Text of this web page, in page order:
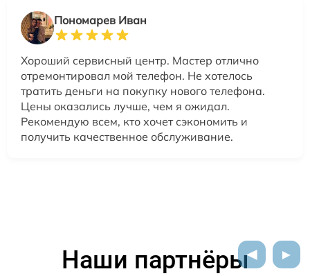
Пономарев Иван
Хороший сервисный центр. Мастер отлично
отремонтировал мой телефон. Не хотелось
тратить деньги на покупку нового телефона.
Цены оказались лучше, чем я ожидал.
Рекомендую всем, кто хочет сэкономить и
получить качественное обслуживание.
Наши партнёры